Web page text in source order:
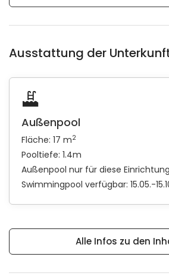
Ausstattung der
Außenpool
Fläche: 17 m2
Pooltiefe: 1.4m
Außenpool nur für diese Einrichtung
Swimmingpool verfügbar: 15.05.-
Alle Infos zu den